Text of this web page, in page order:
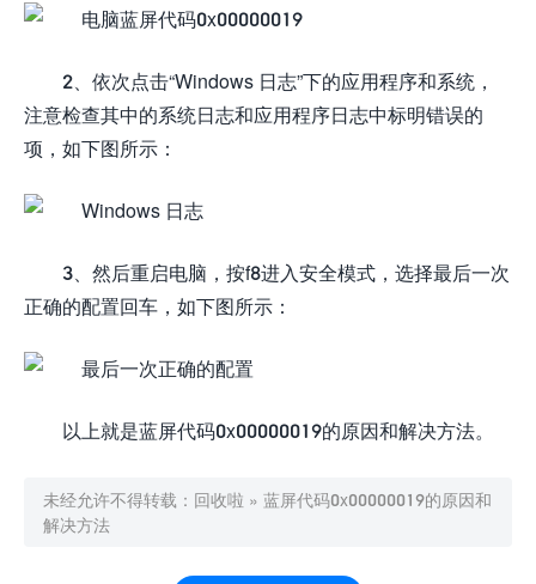
2、依次点击“Windows 日志”下的应用程序和系统，
注意检查其中的系统日志和应用程序日志中标明错误的
项，如下图所示：
3、然后重启电脑，按f8进入安全模式，选择最后一次
正确的配置回车，如下图所示：
以上就是蓝屏代码0x00000019的原因和解决方法。
未经允许不得转载： 回收啦 » 蓝屏代码0x00000019的原因和
解决方法